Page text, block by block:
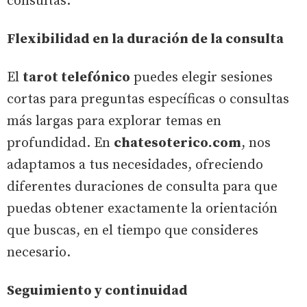
Flexibilidad en la duración de la consulta
El tarot telefónico puedes elegir sesiones
cortas para preguntas específicas o consultas
más largas para explorar temas en
profundidad. En chatesoterico.com, nos
adaptamos a tus necesidades, ofreciendo
diferentes duraciones de consulta para que
puedas obtener exactamente la orientación
que buscas, en el tiempo que consideres
necesario.
Seguimiento y continuidad